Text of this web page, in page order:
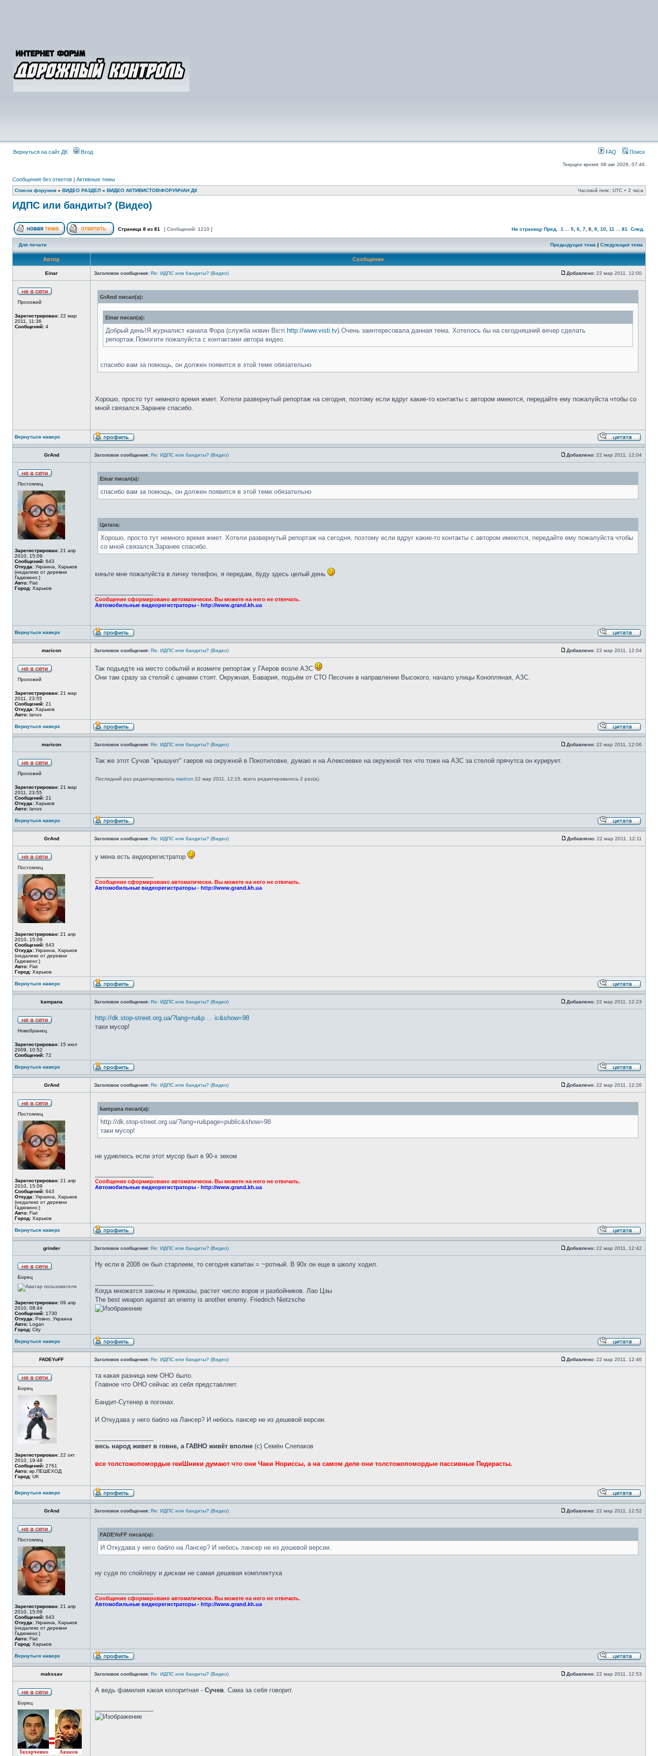
Вернуться на сайт ДК Вход FAQ Поиск
Текущее время: 08 авг 2026, 07:46
Сообщения без ответов | Активные темы
Список форумов » ВИДЕО РАЗДЕЛ » ВИДЕО АКТИВИСТОВ\ФОРУМЧАН ДК Часовой пояс: UTC + 2 часа
ИДПС или бандиты? (Видео)
Страница 8 из 81 [ Сообщений: 1210 ] На страницу Пред. 1 5 6 7 8 9 10 11 81 След.
Для печати Предыдущая тема | Следующая тема
Автор Сообщение
Einar Заголовок сообщения: Re: ИДПС или бандиты? (Видео) Добавлено: 22 мар 2011, 12:00
Прохожий
Зарегистрирован: 22 мар
2011, 11:36
Сообщений: 4
GrAnd писал(а):
Einar писал(а):
Добрый день!Я журналист канала Фора (служба новин Вісті http://www.visti.tv).Очень заинтересовала данная тема. Хотелось бы на сегодняшний вечер сделать
репортаж.Помогите пожалуйста с контактами автора видео.
спасибо вам за помощь, он должен появится в этой теме обязательно
Хорошо, просто тут немного время жмет. Хотели развернутый репортаж на сегодня, поэтому если вдруг какие-то контакты с автором имеются, передайте ему пожалуйста чтобы со
мной связался.Заранее спасибо.
Вернуться наверх
GrAnd Заголовок сообщения: Re: ИДПС или бандиты? (Видео) Добавлено: 22 мар 2011, 12:04
Постоялец
Зарегистрирован: 21 апр
2010, 15:09
Сообщений: 643
Откуда: Украина, Харьков
(недалеко от деревни
Гадюкино:)
Авто: Fiat
Город: Харьков
Einar писал(а):
спасибо вам за помощь, он должен появится в этой теме обязательно
Цитата:
Хорошо, просто тут немного время жмет. Хотели развернутый репортаж на сегодня, поэтому если вдруг какие-то контакты с автором имеются, передайте ему пожалуйста чтобы
со мной связался.Заранее спасибо.
киньте мне пожалуйста в личку телефон, я передам, буду здесь целый день
Сообщение сформировано автоматически. Вы можете на него не отвечать.
Автомобильные видеорегистраторы - http://www.grand.kh.ua
Вернуться наверх
maricon Заголовок сообщения: Re: ИДПС или бандиты? (Видео) Добавлено: 22 мар 2011, 12:04
Прохожий
Зарегистрирован: 21 мар
2011, 23:55
Сообщений: 21
Откуда: Харьков
Авто: lanos
Так подьедте на место событий и возмите репортаж у ГАеров возле АЗС
Они там сразу за стелой с ценами стоят. Окружная, Бавария, подьём от СТО Песочин в направлении Высокого, начало улицы Конопляная, АЗС.
Вернуться наверх
maricon Заголовок сообщения: Re: ИДПС или бандиты? (Видео) Добавлено: 22 мар 2011, 12:06
Прохожий
Зарегистрирован: 21 мар
2011, 23:55
Сообщений: 21
Откуда: Харьков
Авто: lanos
Так же этот Сучов "крышует" гаеров на окружной в Покотиловке, думаю и на Алексеевке на окружной тех что тоже на АЗС за стелой прячутса он курирует.
Последний раз редактировалось maricon 22 мар 2011, 12:15, всего редактировалось 2 раз(а).
Вернуться наверх
GrAnd Заголовок сообщения: Re: ИДПС или бандиты? (Видео) Добавлено: 22 мар 2011, 12:11
Постоялец
Зарегистрирован: 21 апр
2010, 15:09
Сообщений: 643
Откуда: Украина, Харьков
(недалеко от деревни
Гадюкино:)
Авто: Fiat
Город: Харьков
у мена есть видеорегистратор
Сообщение сформировано автоматически. Вы можете на него не отвечать.
Автомобильные видеорегистраторы - http://www.grand.kh.ua
Вернуться наверх
kampana Заголовок сообщения: Re: ИДПС или бандиты? (Видео) Добавлено: 22 мар 2011, 12:23
Новобранец
Зарегистрирован: 15 июл
2009, 10:52
Сообщений: 72
http://dk.stop-street.org.ua/?lang=ru&p ... ic&show=98
таки мусор!
Вернуться наверх
GrAnd Заголовок сообщения: Re: ИДПС или бандиты? (Видео) Добавлено: 22 мар 2011, 12:26
Постоялец
Зарегистрирован: 21 апр
2010, 15:09
Сообщений: 643
Откуда: Украина, Харьков
(недалеко от деревни
Гадюкино:)
Авто: Fiat
Город: Харьков
kampana писал(а):
http://dk.stop-street.org.ua/?lang=ru&page=public&show=98
таки мусор!
не удивлюсь если этот мусор был в 90-х зеком
Сообщение сформировано автоматически. Вы можете на него не отвечать.
Автомобильные видеорегистраторы - http://www.grand.kh.ua
Вернуться наверх
grinder Заголовок сообщения: Re: ИДПС или бандиты? (Видео) Добавлено: 22 мар 2011, 12:42
Борец
Зарегистрирован: 09 апр
2010, 08:44
Сообщений: 1730
Откуда: Ровно, Украина
Авто: Logan
Город: City
Ну если в 2008 он был старлеем, то сегодня капитан = ~ротный. В 90х он еще в школу ходил.
Когда множатся законы и приказы, растет число воров и разбойников. Лао Цзы
The best weapon against an enemy is another enemy. Friedrich Nietzsche
Вернуться наверх
FADEYoFF Заголовок сообщения: Re: ИДПС или бандиты? (Видео) Добавлено: 22 мар 2011, 12:46
Борец
Зарегистрирован: 22 окт
2010, 19:48
Сообщений: 2761
Авто: вр.ПЕШЕХОД
Город: UK
та какая разница кем ОНО было.
Главное что ОНО сейчас из себя представляет.
Бандит-Сутенер в погонах.
И Откудава у него бабло на Лансер? И небось лансер не из дешевой версии.
весь народ живет в говне, а ГАВНО живёт вполне (с) Семён Слепаков
все толстожопомордые геиШники думают что они Чаки Нориссы, а на самом деле они толстожопомордые пассивные Педерасты.
Вернуться наверх
GrAnd Заголовок сообщения: Re: ИДПС или бандиты? (Видео) Добавлено: 22 мар 2011, 12:52
Постоялец
Зарегистрирован: 21 апр
2010, 15:09
Сообщений: 643
Откуда: Украина, Харьков
(недалеко от деревни
Гадюкино:)
Авто: Fiat
Город: Харьков
FADEYoFF писал(а):
И Откудава у него бабло на Лансер? И небось лансер не из дешевой версии.
ну судя по спойлеру и дискам не самая дешевая комплектуха
Сообщение сформировано автоматически. Вы можете на него не отвечать.
Автомобильные видеорегистраторы - http://www.grand.kh.ua
Вернуться наверх
makssav Заголовок сообщения: Re: ИДПС или бандиты? (Видео) Добавлено: 22 мар 2011, 12:53
Борец
А ведь фамилия какая колоритная - Сучев. Сама за себя говорит.